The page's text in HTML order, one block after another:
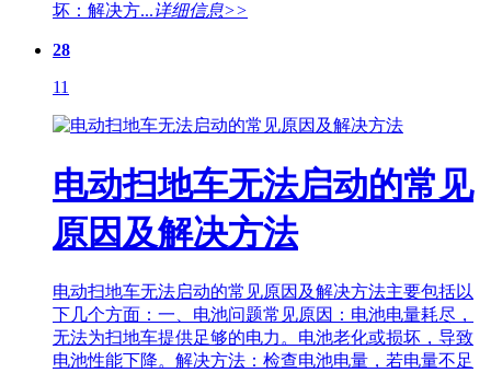
坏：解决方...详细信息>>
28
11
电动扫地车无法启动的常见
原因及解决方法
电动扫地车无法启动的常见原因及解决方法主要包括以
下几个方面：一、电池问题常见原因：电池电量耗尽，
无法为扫地车提供足够的电力。电池老化或损坏，导致
电池性能下降。解决方法：检查电池电量，若电量不足